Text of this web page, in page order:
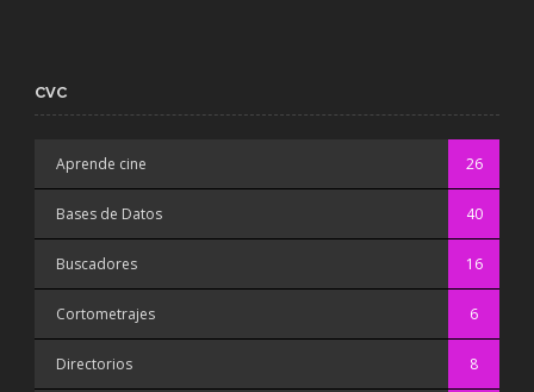
CVC
Aprende cine 26
Bases de Datos 40
Buscadores 16
Cortometrajes 6
Directorios 8